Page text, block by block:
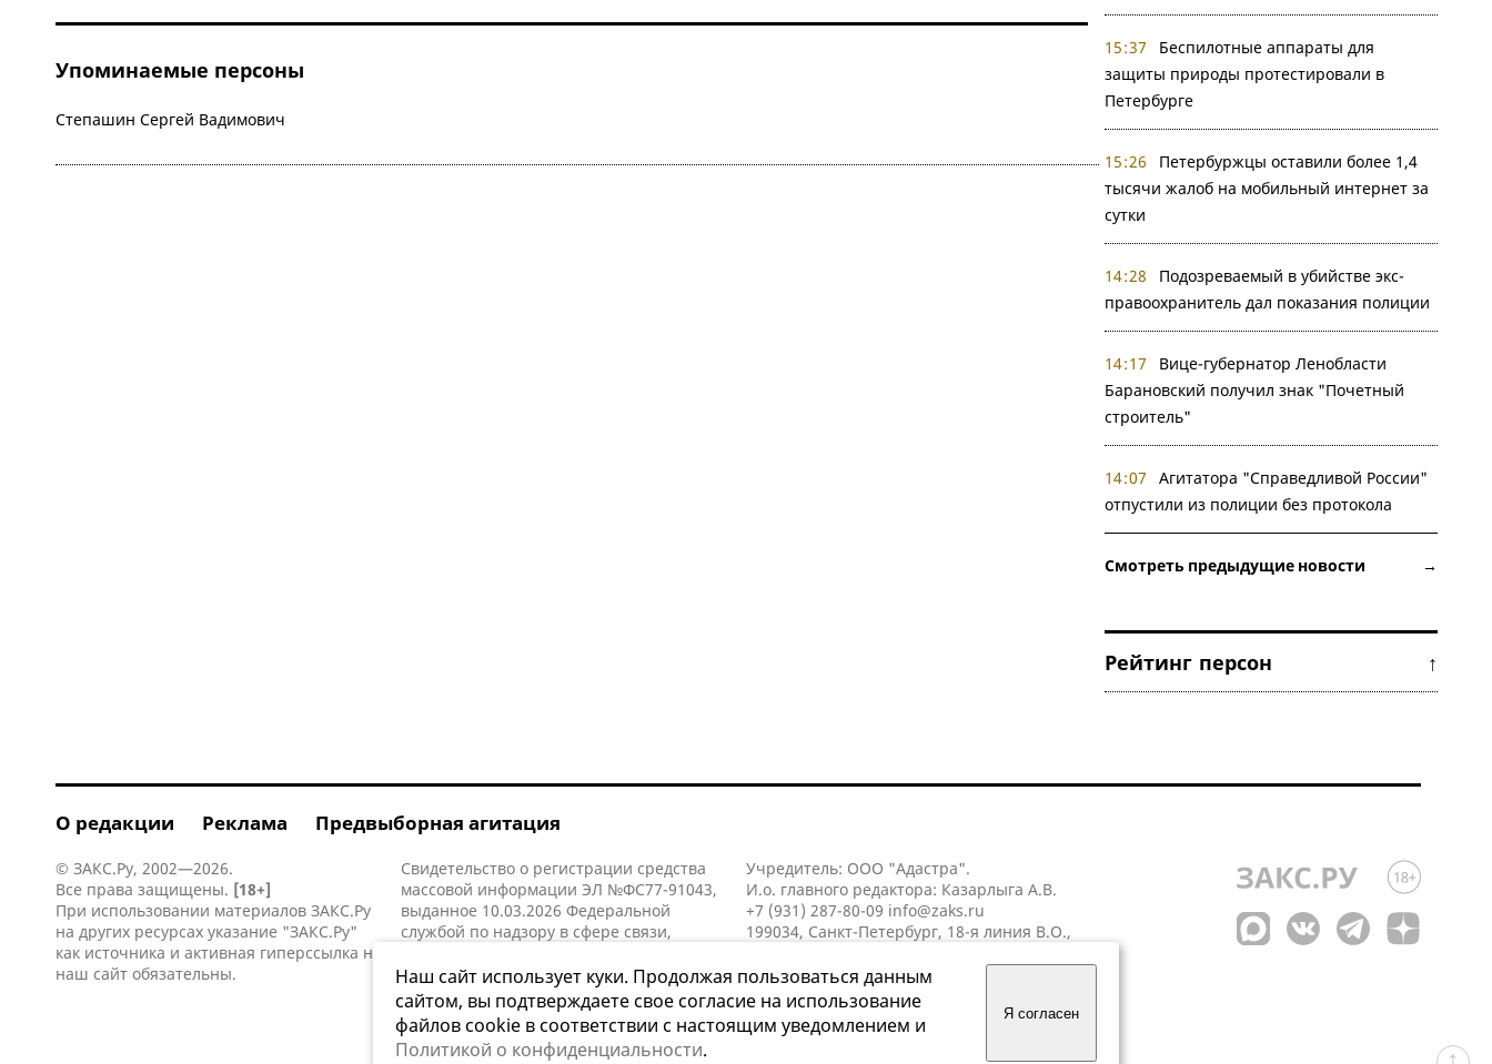
Упоминаемые персоны
Степашин Сергей Вадимович
15:37
Беспилотные аппараты для
защиты природы протестировали в
Петербурге
15:26
Петербуржцы оставили более 1,4
тысячи жалоб на мобильный интернет за
сутки
14:28
Подозреваемый в убийстве экс-
правоохранитель дал показания полиции
14:17
Вице-губернатор Ленобласти
Барановский получил знак "Почетный
строитель"
14:07
Агитатора "Справедливой России"
отпустили из полиции без протокола
Смотреть предыдущие новости →
Рейтинг персон ↑
О редакции Реклама Предвыборная агитация
© ЗАКС.Ру, 2002—2026.
Все права защищены. [18+]
При использовании материалов ЗАКС.Ру
на других ресурсах указание "ЗАКС.Ру"
как источника и активная гиперссылка на
наш сайт обязательны.
Свидетельство о регистрации средства
массовой информации ЭЛ №ФС77-91043,
выданное 10.03.2026 Федеральной
службой по надзору в сфере связи,
коммуникаций (Роскомнадзор).
Учредитель: ООО "Адастра".
И.о. главного редактора: Казарлыга А.В.
+7 (931) 287-80-09 info@zaks.ru
199034, Санкт-Петербург, 18-я линия В.О.,
Наш сайт использует куки. Продолжая пользоваться данным
сайтом, вы подтверждаете свое согласие на использование
файлов cookie в соответствии с настоящим уведомлением и
Политикой о конфиденциальности.
Я согласен